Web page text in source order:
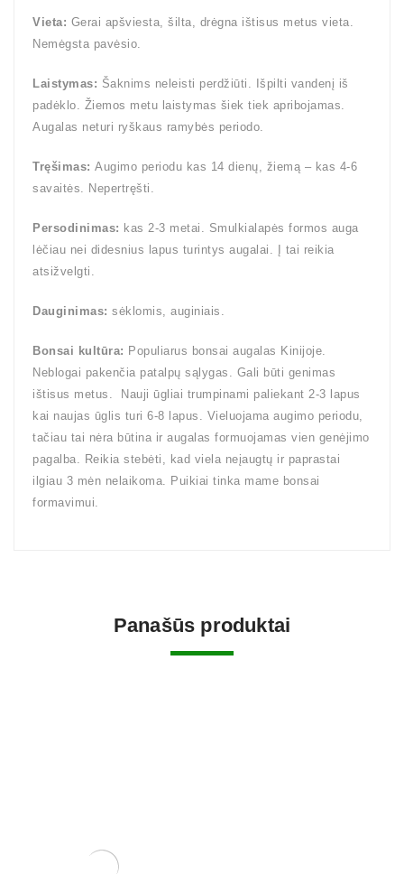
Vieta: Gerai apšviesta, šilta, drėgna ištisus metus vieta.
Nemėgsta pavėsio.
Laistymas: Šaknims neleisti perdžiūti. Išpilti vandenį iš
padėklo. Žiemos metu laistymas šiek tiek apribojamas.
Augalas neturi ryškaus ramybės periodo.
Tręšimas: Augimo periodu kas 14 dienų, žiemą – kas 4-6
savaitės. Nepertręšti.
Persodinimas: kas 2-3 metai. Smulkialapės formos auga
lėčiau nei didesnius lapus turintys augalai. Į tai reikia
atsižvelgti.
Dauginimas: sėklomis, auginiais.
Bonsai kultūra: Populiarus bonsai augalas Kinijoje.
Neblogai pakenčia patalpų sąlygas. Gali būti genimas
ištisus metus. Nauji ūgliai trumpinami paliekant 2-3 lapus
kai naujas ūglis turi 6-8 lapus. Vieluojama augimo periodu,
tačiau tai nėra būtina ir augalas formuojamas vien genėjimo
pagalba. Reikia stebėti, kad viela neįaugtų ir paprastai
ilgiau 3 mėn nelaikoma. Puikiai tinka mame bonsai
formavimui.
Panašūs produktai